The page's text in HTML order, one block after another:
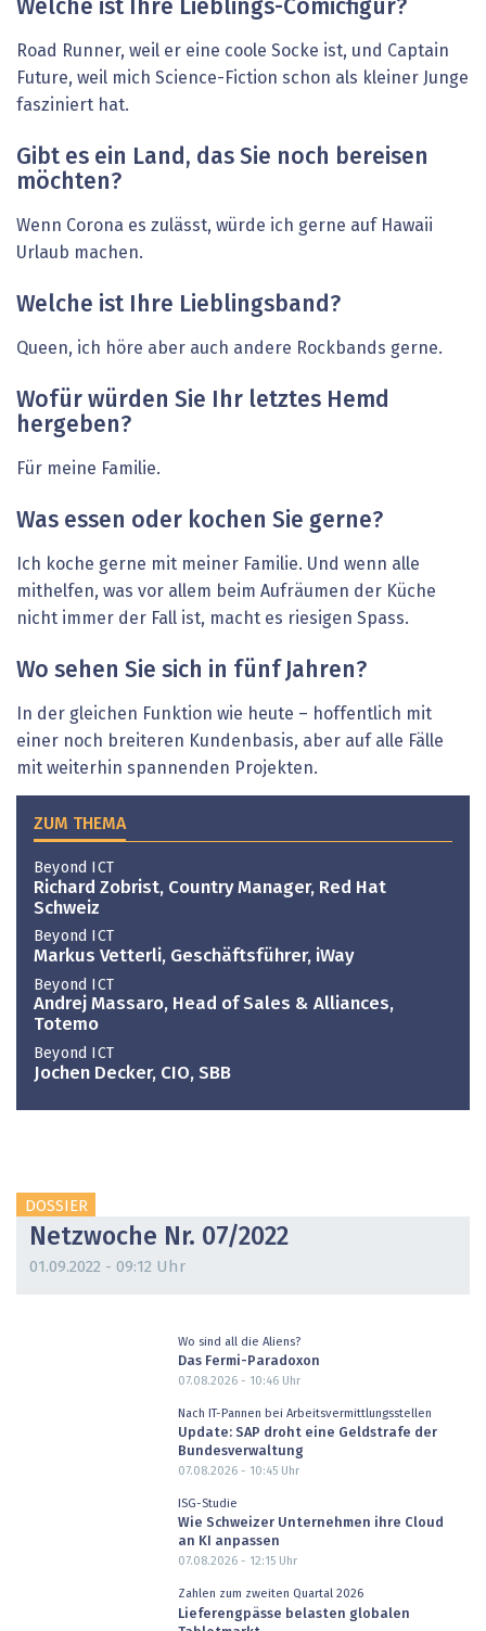
Welche ist Ihre Lieblings-Comicfigur?
Road Runner, weil er eine coole Socke ist, und Captain
Future, weil mich Science-Fiction schon als kleiner Junge
fasziniert hat.
Gibt es ein Land, das Sie noch bereisen
möchten?
Wenn Corona es zulässt, würde ich gerne auf Hawaii
Urlaub machen.
Welche ist Ihre Lieblingsband?
Queen, ich höre aber auch andere Rockbands gerne.
Wofür würden Sie Ihr letztes Hemd
hergeben?
Für meine Familie.
Was essen oder kochen Sie ­gerne?
Ich koche gerne mit meiner Familie. Und wenn alle
mithelfen, was vor allem beim Aufräumen der Küche
nicht immer der Fall ist, macht es riesigen Spass.
Wo sehen Sie sich in fünf Jahren?
In der gleichen Funktion wie ­heute – hoffentlich mit
einer noch breiteren Kundenbasis, aber auf alle Fälle
mit weiterhin spannenden Projekten.
ZUM THEMA
Beyond ICT
Richard Zobrist, Country Manager, Red Hat
Schweiz
Beyond ICT
Markus Vetterli, Geschäftsführer, iWay
Beyond ICT
Andrej Massaro, Head of Sales & Alliances,
Totemo
Beyond ICT
Jochen Decker, CIO, SBB
DOSSIER
Netzwoche Nr. 07/2022
01.09.2022 - 09:12 Uhr
Wo sind all die Aliens?
Das Fermi-Paradoxon
07.08.2026 - 10:46Uhr
Nach IT-Pannen bei Arbeitsvermittlungsstellen
Update: SAP droht eine Geldstrafe der
Bundesverwaltung
07.08.2026 - 10:45Uhr
ISG-Studie
Wie Schweizer Unternehmen ihre Cloud
an KI anpassen
07.08.2026 - 12:15Uhr
Zahlen zum zweiten Quartal 2026
Lieferengpässe belasten globalen